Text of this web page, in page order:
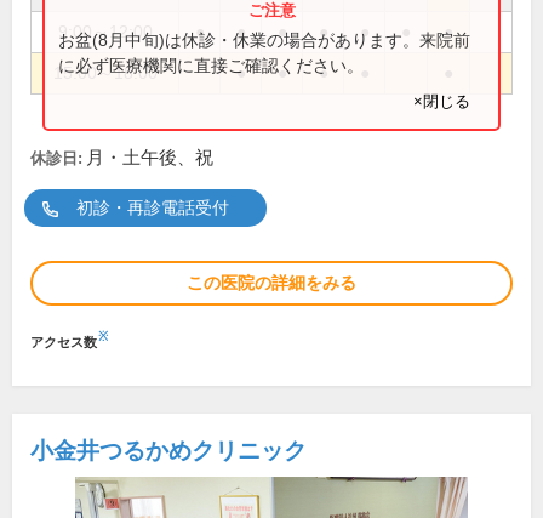
9:00～12:00 ● ● ● ● ● ●
15:00～18:00 ● ● ●
お盆(8月中旬)は休診・休業の場合があります。来院前
に必ず医療機関に直接ご確認ください。
×閉じる
休診日: 月・土午後、祝
初診・再診電話受付
この医院の詳細をみる
アクセス数※
小金井つるかめクリニック